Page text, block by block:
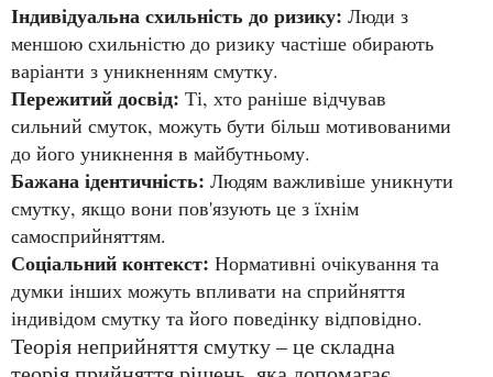
Індивідуальна схильність до ризику: Люди з
меншою схильністю до ризику частіше обирають
варіанти з уникненням смутку.
Пережитий досвід: Ті, хто раніше відчував
сильний смуток, можуть бути більш мотивованими
до його уникнення в майбутньому.
Бажана ідентичність: Людям важливіше уникнути
смутку, якщо вони пов'язують це з їхнім
самосприйняттям.
Соціальний контекст: Нормативні очікування та
думки інших можуть впливати на сприйняття
індивідом смутку та його поведінку відповідно.
Теорія неприйняття смутку – це складна